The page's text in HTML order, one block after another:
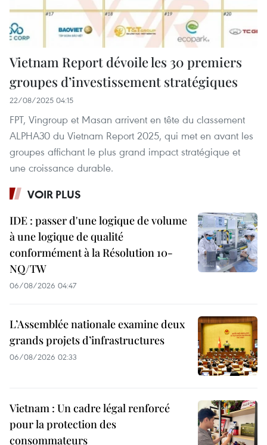
Vietnam Report dévoile les 30 premiers
groupes d’investissement stratégiques
22/08/2025 04:15
FPT, Vingroup et Masan arrivent en tête du classement
ALPHA30 du Vietnam Report 2025, qui met en avant les
groupes affichant le plus grand impact stratégique et
une croissance durable.
VOIR PLUS
IDE : passer d'une logique de volume
à une logique de qualité
conformément à la Résolution 10-
NQ/TW
06/08/2026 04:47
L’Assemblée nationale examine deux
grands projets d’infrastructures
06/08/2026 02:33
Vietnam : Un cadre légal renforcé
pour la protection des
consommateurs